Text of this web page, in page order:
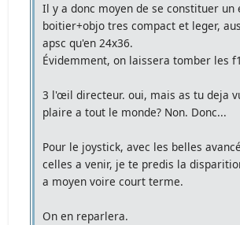
Il y a donc moyen de se constituer un
boitier+objo tres compact et leger,
apsc qu'en 24x36.
Évidemment, on laissera tomber les
3 l'œil directeur. oui, mais as tu deja
plaire a tout le monde? Non. Donc...
Pour le joystick, avec les belles
celles a venir, je te predis la
a moyen voire court terme.
On en reparlera.